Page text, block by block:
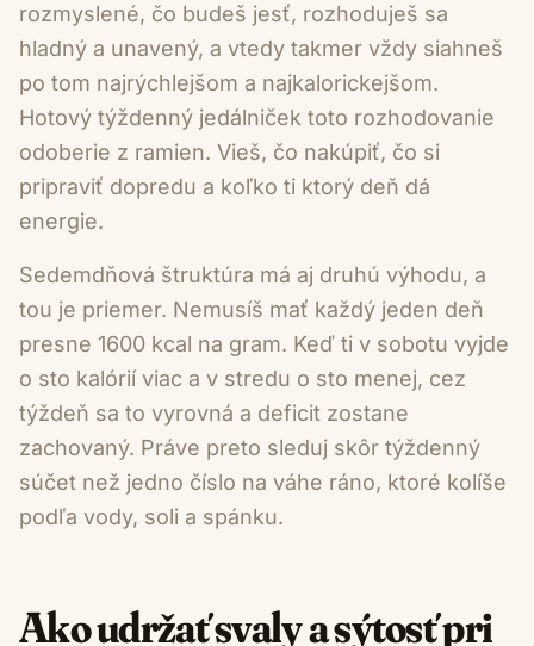
rozmyslené, čo budeš jesť, rozhoduješ sa
hladný a unavený, a vtedy takmer vždy siahneš
po tom najrýchlejšom a najkalorickejšom.
Hotový týždenný jedálniček toto rozhodovanie
odoberie z ramien. Vieš, čo nakúpiť, čo si
pripraviť dopredu a koľko ti ktorý deň dá
energie.
Sedemdňová štruktúra má aj druhú výhodu, a
tou je priemer. Nemusíš mať každý jeden deň
presne 1600 kcal na gram. Keď ti v sobotu vyjde
o sto kalórií viac a v stredu o sto menej, cez
týždeň sa to vyrovná a deficit zostane
zachovaný. Práve preto sleduj skôr týždenný
súčet než jedno číslo na váhe ráno, ktoré kolíše
podľa vody, soli a spánku.
Ako udržať svaly a sýtosť pri